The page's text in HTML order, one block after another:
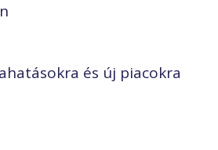
és új piacokra